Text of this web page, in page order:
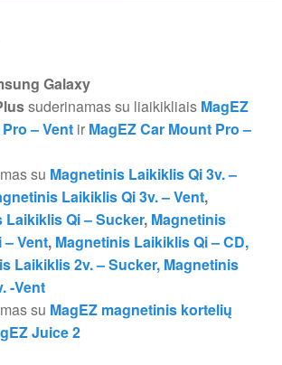
Galaxy
suderinamas su liaikikliais MagEZ
– Vent ir MagEZ Car Mount Pro –
su Magnetinis Laikiklis Qi 3v. –
Laikiklis Qi 3v. – Vent,
Laikiklis Qi – Sucker, Magnetinis
– Vent, Magnetinis Laikiklis Qi – CD,
Laikiklis 2v. – Sucker, Magnetinis
-Vent
su MagEZ magnetinis kortelių
Juice 2